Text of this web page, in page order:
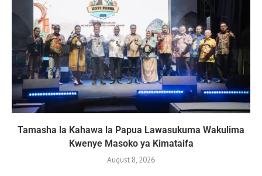
Tamasha la Kahawa la Papua Lawasukuma Wakulima
Kwenye Masoko ya Kimataifa
August 8, 2026